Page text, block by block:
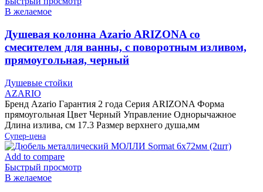
В желаемое
Душевая колонна Azario ARIZONA со
смесителем для ванны, с поворотным изливом,
прямоугольная, черный
Душевые стойки
AZARIO
Бренд Azario Гарантия 2 года Серия ARIZONA Форма
прямоугольная Цвет Черный Управление Однорычажное
Длина излива, см 17.3 Размер верхнего душа,мм
Супер-цена
Add to compare
Быстрый просмотр
В желаемое